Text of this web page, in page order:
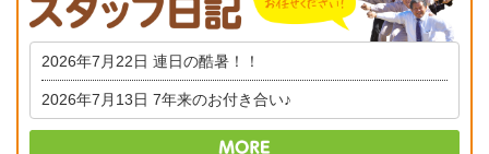
2026年7月22日 連日の酷暑！！
2026年7月13日 7年来のお付き合い♪